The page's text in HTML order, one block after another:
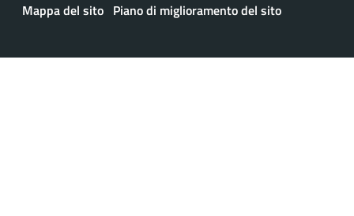
Mappa del sito Piano di miglioramento del sito